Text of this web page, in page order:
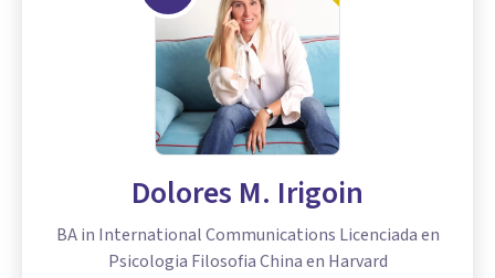
Dolores M. Irigoin
BA in International Communications Licenciada en
Psicologia Filosofia China en Harvard